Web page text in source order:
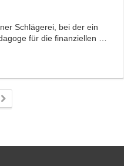
Schlägerei, bei der ein
für die finanziellen …